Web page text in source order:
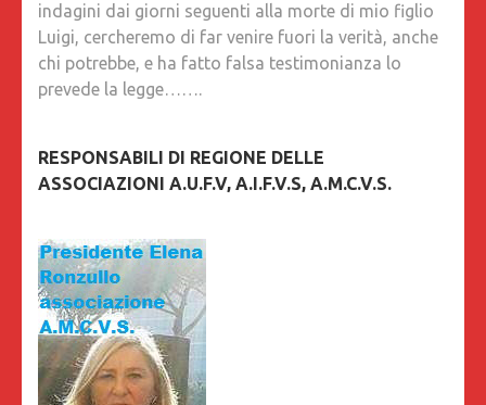
indagini dai giorni seguenti alla morte di mio figlio
Luigi, cercheremo di far venire fuori la verità, anche
chi potrebbe, e ha fatto falsa testimonianza lo
prevede la legge…….
RESPONSABILI DI REGIONE DELLE
ASSOCIAZIONI A.U.F.V, A.I.F.V.S, A.M.C.V.S.